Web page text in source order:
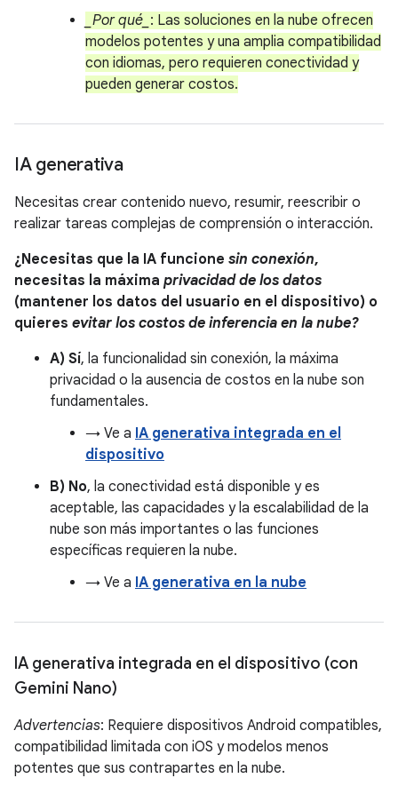
_Por qué_ : Las soluciones en la nube ofrecen
modelos potentes y una amplia compatibilidad
con idiomas, pero requieren conectividad y
pueden generar costos.
IA generativa
Necesitas crear contenido nuevo, resumir, reescribir o
realizar tareas complejas de comprensión o interacción.
¿Necesitas que la IA funcione sin conexión,
necesitas la máxima privacidad de los datos
(mantener los datos del usuario en el dispositivo) o
quieres evitar los costos de inferencia en la nube?
A) Sí, la funcionalidad sin conexión, la máxima
privacidad o la ausencia de costos en la nube son
fundamentales.
→ Ve a IA generativa integrada en el
dispositivo
B) No, la conectividad está disponible y es
aceptable, las capacidades y la escalabilidad de la
nube son más importantes o las funciones
específicas requieren la nube.
→ Ve a IA generativa en la nube
IA generativa integrada en el dispositivo (con
Gemini Nano)
Advertencias: Requiere dispositivos Android compatibles,
compatibilidad limitada con iOS y modelos menos
potentes que sus contrapartes en la nube.